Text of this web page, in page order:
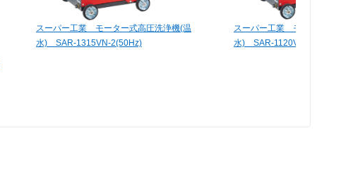
スーパー工業 モーター式高圧洗浄機(温
水) SAR-1315VN-2(50Hz)
スーパー工業 モーター式高
水) SAR-1120VN-2(50Hz)